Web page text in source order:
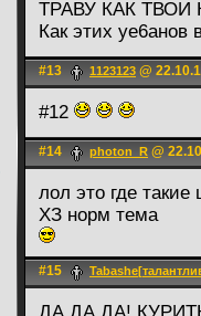
ТРАВУ КАК
Как этих
#13 1123123 @
#12
#14 photon_R @
лол это где такие
ХЗ норм тема
#15